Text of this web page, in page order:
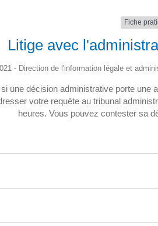
Fiche
Litige avec
- Direction de l'information légale et
une décision administrative porte
votre requête au tribunal
heures. Vous pouvez contester sa